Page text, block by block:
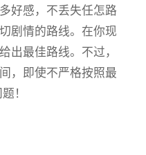
好感，不丢失任怎路
剧情的路线。在你现
出最佳路线。不过，
，即使不严格按照最
！